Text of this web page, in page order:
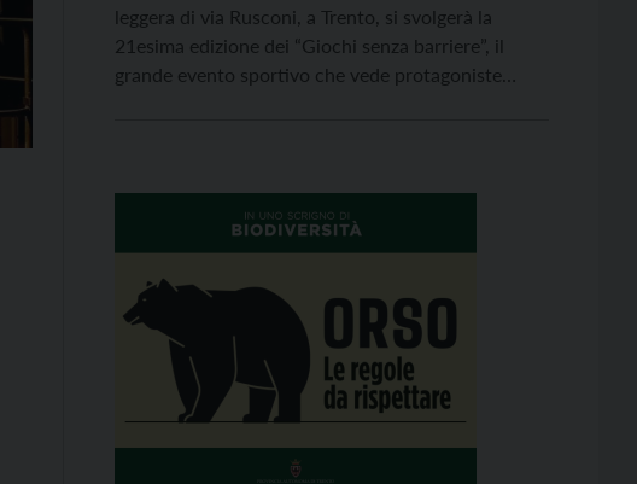
leggera di via Rusconi, a Trento, si svolgerà la
21esima edizione dei “Giochi senza barriere”, il
grande evento sportivo che vede protagoniste
APSP Levico Curae e Cooperativa Grazie alla […]